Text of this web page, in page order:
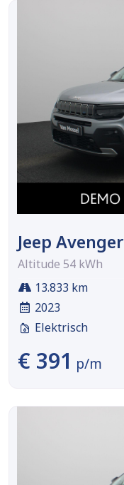
Jeep Avenger
Altitude 54 kWh
13.833 km
2023
Elektrisch
€ 391 p/m